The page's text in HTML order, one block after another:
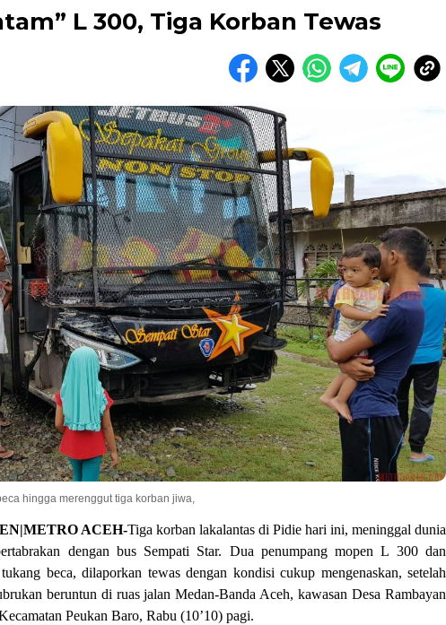
L 300, Tiga Korban Tewas
hingga merenggut tiga korban jiwa,
ACEH-Tiga korban lakalantas di Pidie hari ini, meninggal dunia
dengan bus Sempati Star. Dua penumpang mopen L 300 dan
beca, dilaporkan tewas dengan kondisi cukup mengenaskan, setelah
beruntun di ruas jalan Medan-Banda Aceh, kawasan Desa Rambayan
Peukan Baro, Rabu (10’10) pagi.